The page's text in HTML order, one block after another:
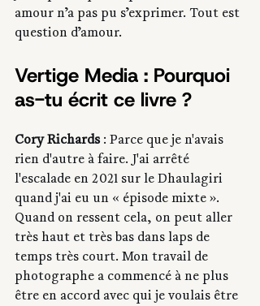
amour n’a pas pu s’exprimer. Tout est
question d’amour.
Vertige Media : Pourquoi
as-tu écrit ce livre ?
Cory Richards : Parce que je n'avais
rien d'autre à faire. J'ai arrêté
l'escalade en 2021 sur le Dhaulagiri
quand j'ai eu un « épisode mixte ».
Quand on ressent cela, on peut aller
très haut et très bas dans laps de
temps très court. Mon travail de
photographe a commencé à ne plus
être en accord avec qui je voulais être